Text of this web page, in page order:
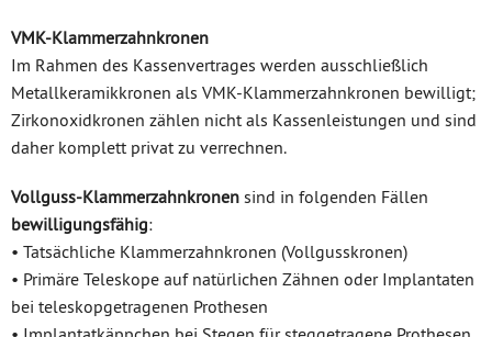
VMK-Klammerzahnkronen
Im Rahmen des Kassenvertrages werden ausschließlich
Metallkeramikkronen als VMK-Klammerzahnkronen bewilligt;
Zirkonoxidkronen zählen nicht als Kassenleistungen und sind
daher komplett privat zu verrechnen.
Vollguss-Klammerzahnkronen sind in folgenden Fällen
bewilligungsfähig:
• Tatsächliche Klammerzahnkronen (Vollgusskronen)
• Primäre Teleskope auf natürlichen Zähnen oder Implantaten
bei teleskopgetragenen Prothesen